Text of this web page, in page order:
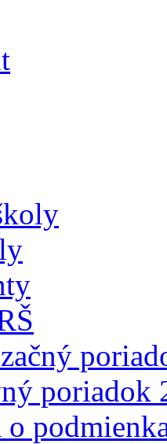
poriadok
o